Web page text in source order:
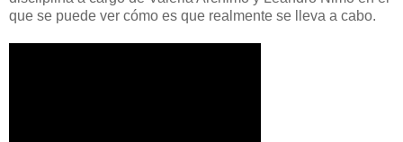
que se puede ver cómo es que realmente se lleva a cabo.